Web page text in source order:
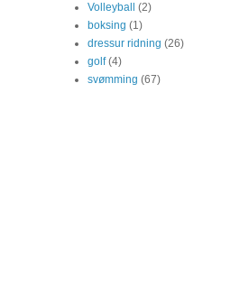
Volleyball
(2)
boksing (1)
dressur ridning (26)
golf (4)
svømming (67)